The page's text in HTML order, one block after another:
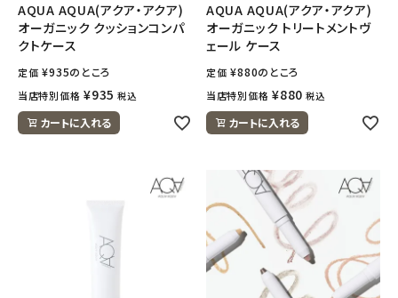
AQUA AQUA(アクア・アクア)
オーガニック クッションコンパ
クトケース
定価 ¥935のところ
当店特別価格 ¥935 税込
カートに入れる
AQUA AQUA(アクア・アクア)
オーガニック トリートメントヴ
ェール ケース
定価 ¥880のところ
当店特別価格 ¥880 税込
カートに入れる